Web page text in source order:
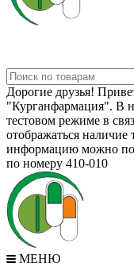
Дорогие друзья!
"Курганфармация". В
тестовом режиме в
отображаться
информацию можно
по номеру 410-010
МЕНЮ